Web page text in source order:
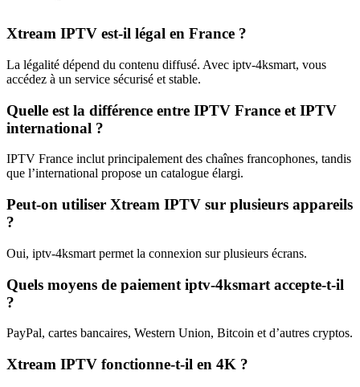
Xtream IPTV est-il légal en France ?
La légalité dépend du contenu diffusé. Avec iptv-4ksmart, vous
accédez à un service sécurisé et stable.
Quelle est la différence entre IPTV France et IPTV
international ?
IPTV France inclut principalement des chaînes francophones, tandis
que l’international propose un catalogue élargi.
Peut-on utiliser Xtream IPTV sur plusieurs appareils
?
Oui, iptv-4ksmart permet la connexion sur plusieurs écrans.
Quels moyens de paiement iptv-4ksmart accepte-t-il
?
PayPal, cartes bancaires, Western Union, Bitcoin et d’autres cryptos.
Xtream IPTV fonctionne-t-il en 4K ?